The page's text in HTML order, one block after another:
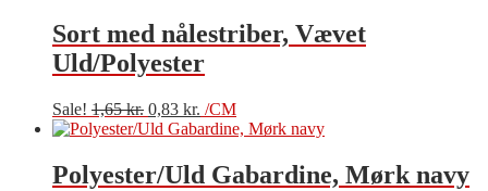
Sort med nålestriber, Vævet
Uld/Polyester
Sale! 1,65kr. 0,83 kr. /CM
Polyester/Uld Gabardine, Mørk navy